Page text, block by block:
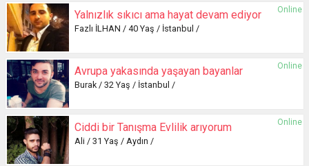
Online
Yalnızlık sıkıcı ama hayat devam ediyor
Fazlı İLHAN / 40 Yaş / İstanbul /
Online
Avrupa yakasında yaşayan bayanlar
Burak / 32 Yaş / İstanbul /
Online
Ciddi bir Tanışma Evlilik arıyorum
Ali / 31 Yaş / Aydın /